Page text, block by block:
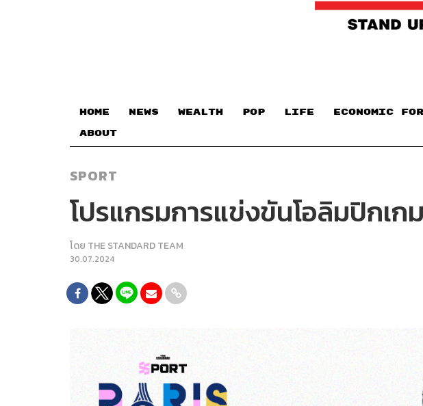
HOME NEWS WEALTH POP LIFE ECONOMIC
ABOUT
SPORT
โปรแกรมการแข่งขันโอลิมปิกเ
โดย THE STANDARD TEAM
30.07.2024